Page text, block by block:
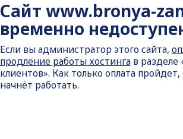
Сайт www.bronya-
временно
Если вы администратор этого сайта,
продление работы хостингав разделе
клиентов». Как только оплата пройдет,
начнёт работать.